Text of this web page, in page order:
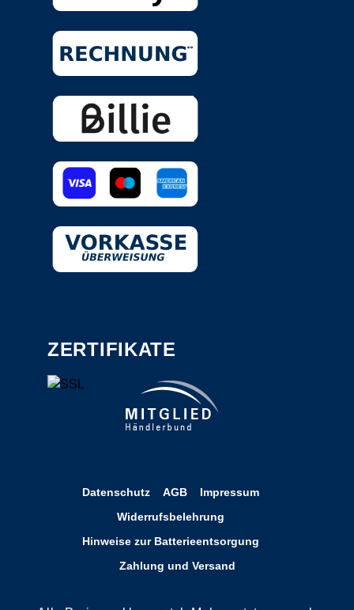
ZERTIFIKATE
Datenschutz AGB
Impressum
Widerrufsbelehrung
Hinweise zur Batterieentsorgung
Zahlung und Versand